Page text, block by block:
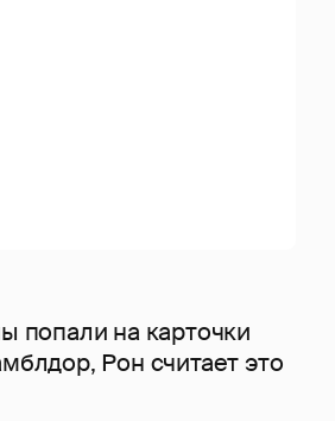
попали на карточки
Рон считает это